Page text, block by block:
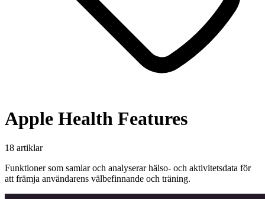
Apple Health Features
18 artiklar
Funktioner som samlar och analyserar hälso- och aktivitetsdata för
att främja användarens välbefinnande och träning.